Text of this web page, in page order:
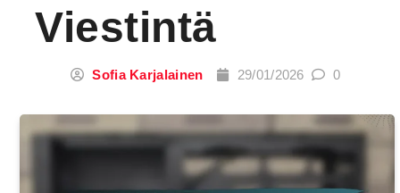
Viestintä
Sofia Karjalainen 29/01/2026 0